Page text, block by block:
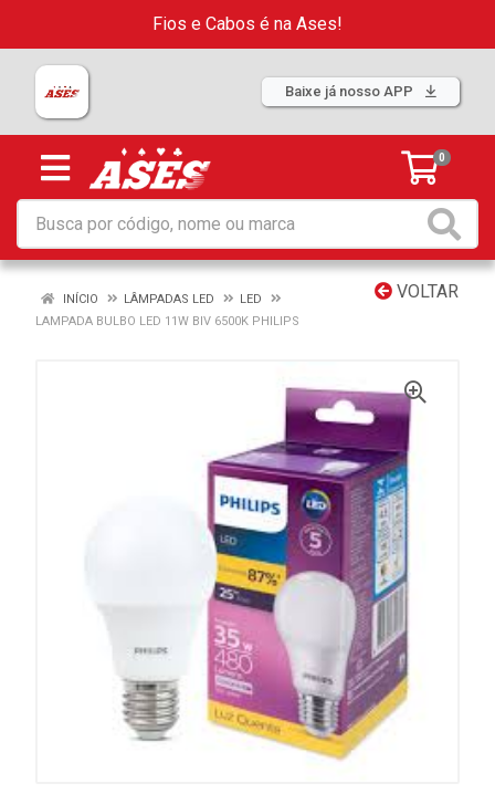
Fios e Cabos é na Ases!
Baixe já nosso APP
0
VOLTAR
INÍCIO LÂMPADAS LED
LED
LAMPADA BULBO LED 11W BIV 6500K PHILIPS